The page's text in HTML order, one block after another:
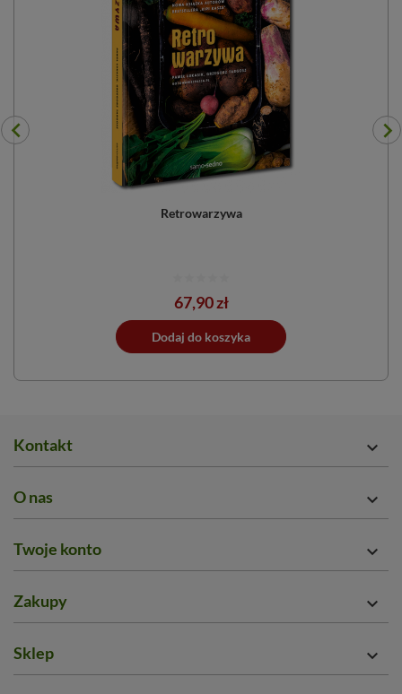
Retrowarzywa
Cena
67,90 zł
Dodaj do koszyka
Kontakt 
O nas 
Twoje konto 
Zakupy 
Sklep 